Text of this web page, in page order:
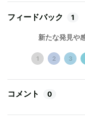
フィードバック 1
新たな発見や
1 2 3
コメント 0